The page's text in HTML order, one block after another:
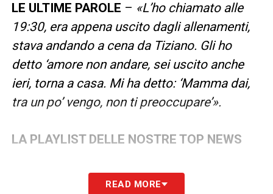
LE ULTIME PAROLE – «L’ho chiamato alle
19:30, era appena uscito dagli allenamenti,
stava andando a cena da Tiziano. Gli ho
detto ‘amore non andare, sei uscito anche
ieri, torna a casa. Mi ha detto: ‘Mamma dai,
tra un po’ vengo, non ti preoccupare’».
LA PLAYLIST DELLE NOSTRE TOP NEWS
READ MORE